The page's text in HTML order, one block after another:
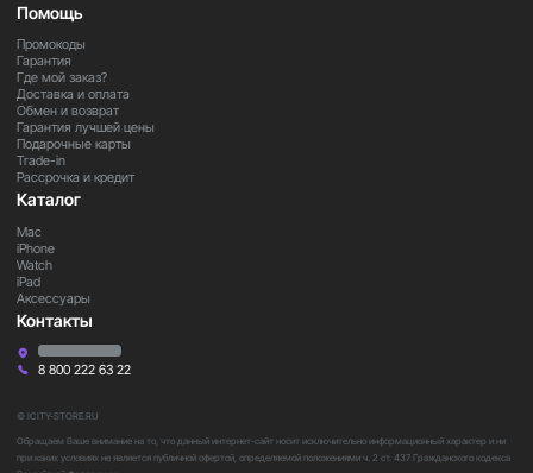
© ICITY-STORE.RU
Обращаем Ваше внимание на то, что данный интернет-сайт носит исключительно информационный характер и ни
при каких условиях не является публичной офертой, определяемой положениями ч. 2 ст. 437 Гражданского кодекса
Помощь
Промокоды
Гарантия
Где мой заказ?
Доставка и оплата
Обмен и возврат
Гарантия лучшей цены
Подарочные карты
Trade-in
Рассрочка и кредит
Каталог
Mac
iPhone
Watch
iPad
Аксессуары
Контакты
8 800 222 63 22